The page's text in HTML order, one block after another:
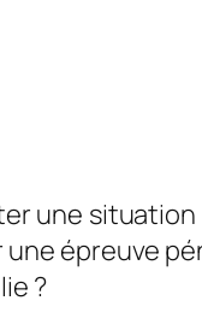
une situation
épreuve
?